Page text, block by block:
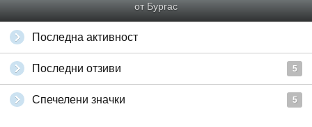
от Бургас
Последна активност
Последни отзиви 5
Спечелени значки 5